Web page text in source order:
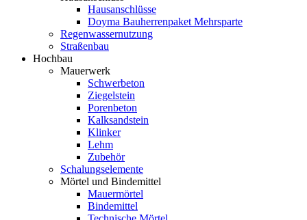
Hausanschlüsse
Doyma Bauherrenpaket Mehrsparte
Regenwassernutzung
Straßenbau
Hochbau
Mauerwerk
Schwerbeton
Ziegelstein
Porenbeton
Kalksandstein
Klinker
Lehm
Zubehör
Schalungselemente
Mörtel und Bindemittel
Mauermörtel
Bindemittel